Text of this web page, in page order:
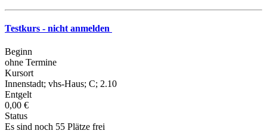
Testkurs - nicht anmelden
Beginn
ohne Termine
Kursort
Innenstadt; vhs-Haus; C; 2.10
Entgelt
0,00 €
Status
Es sind noch 55 Plätze frei